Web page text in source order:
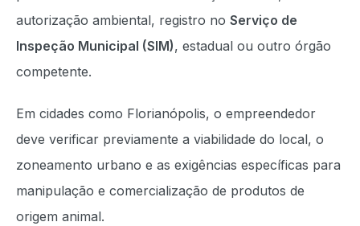
autorização ambiental, registro no Serviço de
Inspeção Municipal (SIM), estadual ou outro órgão
competente.
Em cidades como Florianópolis, o empreendedor
deve verificar previamente a viabilidade do local, o
zoneamento urbano e as exigências específicas para
manipulação e comercialização de produtos de
origem animal.